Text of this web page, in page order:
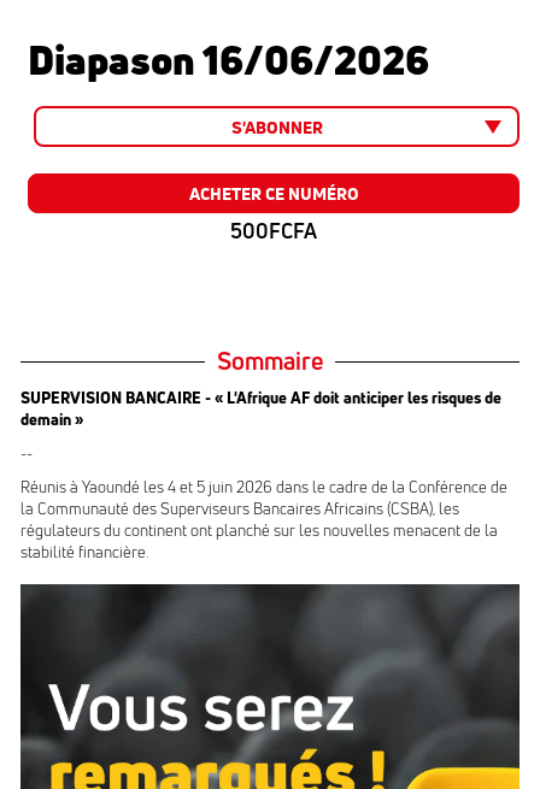
Diapason 16/06/2026
S'ABONNER
ACHETER CE NUMÉRO
500FCFA
Sommaire
SUPERVISION BANCAIRE - « L'Afrique AF doit anticiper les risques de
demain »
--
Réunis à Yaoundé les 4 et 5 juin 2026 dans le cadre de la Conférence de
la Communauté des Superviseurs Bancaires Africains (CSBA), les
régulateurs du continent ont planché sur les nouvelles menacent de la
stabilité financière.